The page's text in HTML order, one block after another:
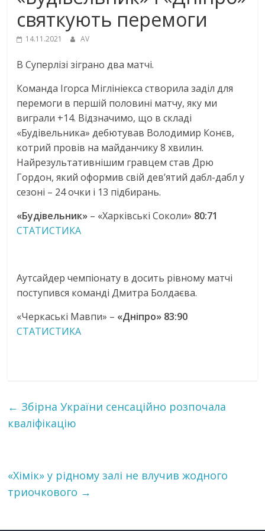
святкують перемоги
14.11.2021 AV
В Суперлізі зіграно два матчі.
Команда Ігорса Міглініекса створила заділ для
перемоги в першій половині матчу, яку ми
виграли +14. Відзначимо, що в складі
«Будівельника» дебютував Володимир Конєв,
котрий провів на майданчику 8 хвилин.
Найрезультативнішим гравцем став Дрю
Гордон, який оформив свій дев’ятий дабл-дабл у
сезоні – 24 очки і 13 підбирань.
«Будівельник» – «Харківські Соколи» 80:71
СТАТИСТИКА
Аутсайдер чемпіонату в досить рівному матчі
поступився команді Дмитра Болдаєва.
«Черкаські Мавпи» – «Дніпро» 83:90
СТАТИСТИКА
← Збірна України сенсаційно розпочала
кваліфікацію
«Хімік» у рідному залі не влучив жодного
триочкового →